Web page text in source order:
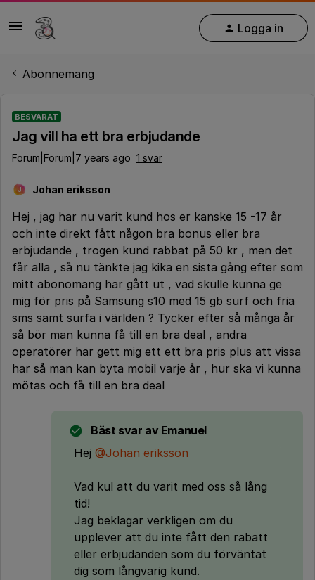
Logga in
Abonnemang
BESVARAT
Jag vill ha ett bra erbjudande
Forum|Forum|7 years ago 1 svar
J Johan eriksson
Hej , jag har nu varit kund hos er kanske 15 -17 år
och inte direkt fått någon bra bonus eller bra
erbjudande , trogen kund rabbat på 50 kr , men det
får alla , så nu tänkte jag kika en sista gång efter som
mitt abonomang har gått ut , vad skulle kunna ge
mig för pris på Samsung s10 med 15 gb surf och fria
sms samt surfa i världen ? Tycker efter så många år
så bör man kunna få till en bra deal , andra
operatörer har gett mig ett ett bra pris plus att vissa
har så man kan byta mobil varje år , hur ska vi kunna
mötas och få till en bra deal
Bäst svar av Emanuel
Hej @Johan eriksson
Vad kul att du varit med oss så lång
tid!
Jag beklagar verkligen om du
upplever att du inte fått den rabatt
eller erbjudanden som du förväntat
dig som långvarig kund.